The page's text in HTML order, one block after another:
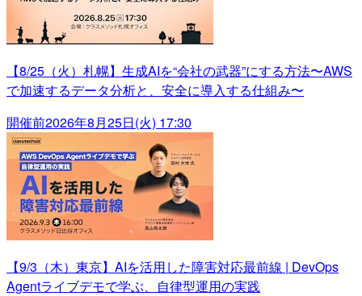
【8/25（火）札幌】生成AIを“会社の武器”にする方法〜AWS
で加速するデータ分析と、安全に導入する仕組み〜
開催前2026年8月25日(火) 17:30
【9/3（木）東京】AIを活用した障害対応最前線 | DevOps
Agentライブデモで学ぶ、自律型運用の実践